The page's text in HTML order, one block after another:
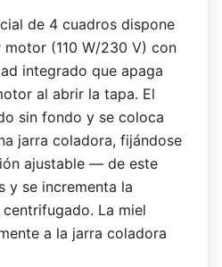
de 4 cuadros dispone
(110 W/230 V) con
integrado que apaga
al abrir la tapa. El
sin fondo y se coloca
jarra coladora, fijándose
ajustable — de este
y se incrementa la
La miel
a la jarra coladora